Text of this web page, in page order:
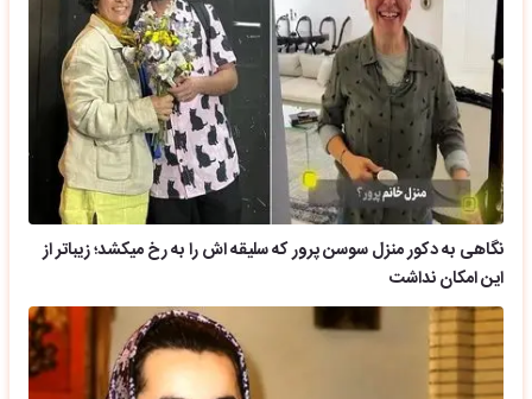
نگاهی به دکور منزل سوسن پرور که سلیقه اش را به رخ میکشد؛ زیباتر از
این امکان نداشت